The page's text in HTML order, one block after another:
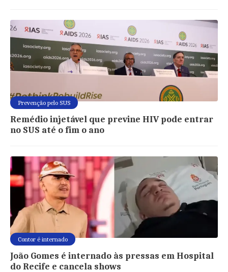
Prevenção pelo SUS
Remédio injetável que previne HIV pode entrar
no SUS até o fim o ano
Contor é internado
João Gomes é internado às pressas em Hospital
do Recife e cancela shows